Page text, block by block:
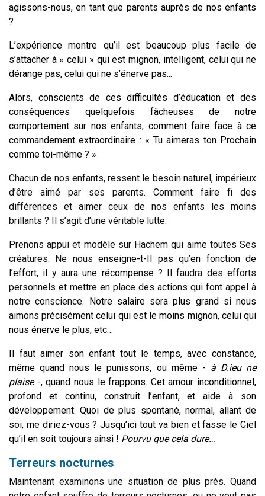
agissons-nous, en tant que parents auprès de nos enfants
?
L’expérience montre qu’il est beaucoup plus facile de
s’attacher à « celui » qui est mignon, intelligent, celui qui ne
dérange pas, celui qui ne s’énerve pas...
Alors, conscients de ces difficultés d’éducation et des
conséquences quelquefois fâcheuses de notre
comportement sur nos enfants, comment faire face à ce
commandement extraordinaire : « Tu aimeras ton Prochain
comme toi-même ? »
Chacun de nos enfants, ressent le besoin naturel, impérieux
d’être aimé par ses parents. Comment faire fi des
différences et aimer ceux de nos enfants les moins
brillants ? Il s’agit d’une véritable lutte.
Prenons appui et modèle sur Hachem qui aime toutes Ses
créatures. Ne nousenseigne-t-Il pas qu’en fonction de
l’effort, il y aura une récompense ?
Il faudra des efforts
personnels et mettre en place des actions qui font appel à
notre conscience.
Notre salaire sera plus grand si nous
aimons précisément celui qui est le moins mignon, celui qui
nous énerve le plus, etc…
Il faut aimer son enfant tout le temps, avec constance,
même quand nous le punissons, ou même - à D.ieu ne
plaise-, quand nous le frappons. Cet amour inconditionnel,
profond et continu, construit l’enfant, et aide à son
développement. Quoi de plus spontané, normal, allant de
soi, me diriez-vous ? Jusqu’ici tout va bien et fasse le Ciel
qu’il en soit toujours ainsi ! Pourvu que cela dure…
Terreurs nocturnes
Maintenant examinons une situation de plus près. Quand